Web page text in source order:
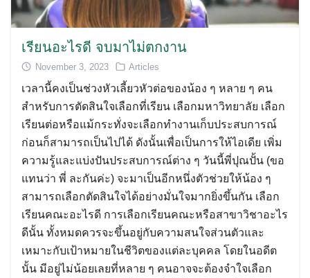
เรียนอะไรดี จบมาไม่ตกงาน
November 3, 2023 Articles
เวลานี้คงเป็นช่วงหัวเลี้ยวหัวต่อของน้อง ๆ หลาย ๆ คน
สำหรับการตัดสินใจเลือกที่เรียน เลือกมหาวิทยาลัย เลือก
เรียนต่อหรือแม้กระทั่งจะเลือกทำงานเก็บประสบการณ์
ก่อนก็สามารถเป็นไปได้ ดังนั้นเพื่อเป็นการให้ไอเดีย เพิ่ม
ความรู้และแบ่งปันประสบการณ์ต่าง ๆ วันนี้พี่ปุณปั้น (ขอ
แทนว่า พี่ ละกันค่ะ) จะมาเป็นอีกหนึ่งตัวช่วยให้น้อง ๆ
สามารถเลือกตัดสินใจได้อย่างมั่นใจมากยิ่งขึ้นกัน เลือก
เรียนคณะอะไรดี การเลือกเรียนคณะหรือสาขาวิชาอะไร
ดีนั้น ทั้งหมดควรจะขึ้นอยู่กับความสนใจส่วนตัวและ
เหมาะกับเป้าหมายในชีวิตของแต่ละบุคคล โดยในอดีต
นั้น มีอยู่ไม่น้อยเลยที่หลาย ๆ คนอาจจะต้องจำใจเลือก